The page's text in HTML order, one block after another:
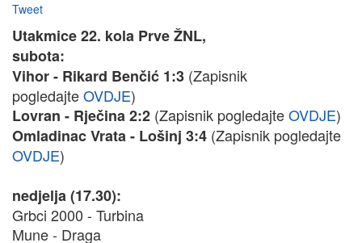
Tweet
Utakmice 22. kola Prve ŽNL,
subota:
Vihor - Rikard Benčić 1:3 (Zapisnik
pogledajteOVDJE)
Lovran - Rječina 2:2 (Zapisnik pogledajteOVDJE)
Omladinac Vrata - Lošinj 3:4 (Zapisnik pogledajte
OVDJE)
nedjelja (17.30):
Grbci 2000 - Turbina
Mune - Draga